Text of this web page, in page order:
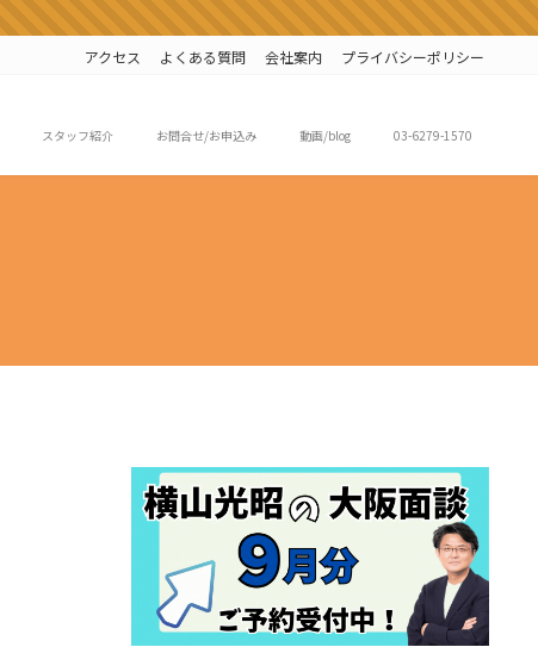
アクセス よくある質問 会社案内 プライバシーポリシー
スタッフ紹介 お問合せ/お申込み 動画/blog 03-6279-1570